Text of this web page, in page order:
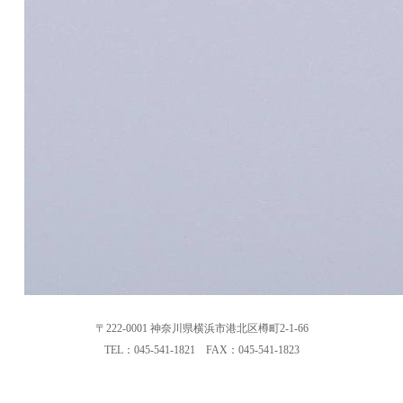
〒222-0001 神奈川県横浜市港北区樽町2-1-66
TEL：045-541-1821 FAX：045-541-1823